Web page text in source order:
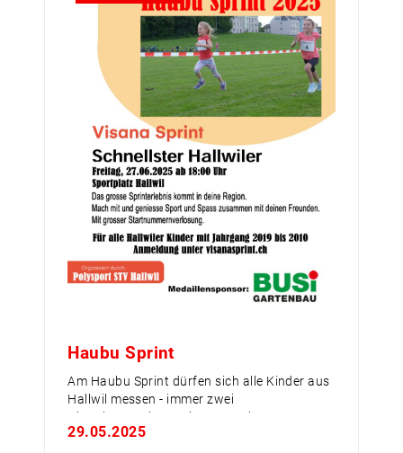
Haubu Sprint
Am Haubu Sprint dürfen sich alle Kinder aus
Hallwil messen - immer zwei
Alterskategorien sprinten um den
Kategoriensieg. Dem schnellsten Mädchen
29.05.2025